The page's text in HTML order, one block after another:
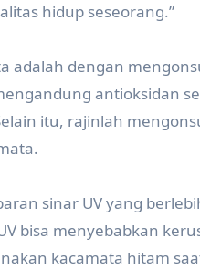
hidup seseorang.”
adalah dengan
antioksidan
itu, rajinlah
sinar UV yang
bisa menyebabkan
kacamata hitam